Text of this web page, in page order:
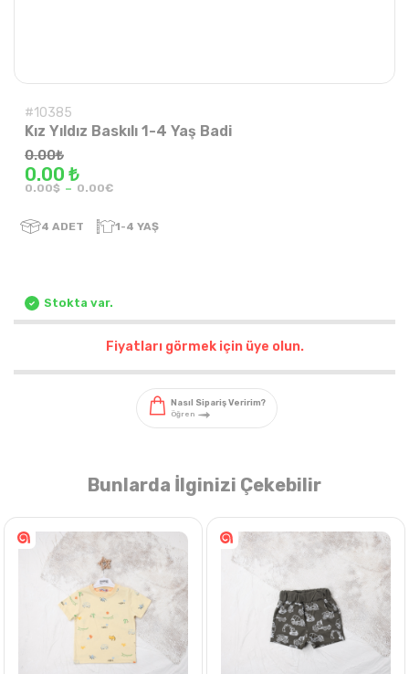
#10385
Kız Yıldız Baskılı 1-4 Yaş Badi
0.00₺
0.00 ₺
0.00$ - 0.00€
4 ADET 1-4 YAŞ
Stokta var.
Fiyatları görmek için üye olun.
Nasıl Sipariş Veririm?
Bunlarda İlginizi Çekebilir